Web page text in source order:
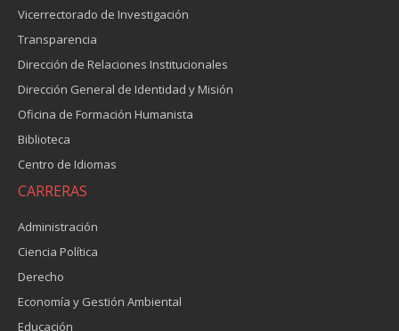
Vicerrectorado de Investigación
Transparencia
Dirección de Relaciones Institucionales
Dirección General de Identidad y Misión
Oficina de Formación Humanista
Biblioteca
Centro de Idiomas
CARRERAS
Administración
Ciencia Política
Derecho
Economía y Gestión Ambiental
Educación